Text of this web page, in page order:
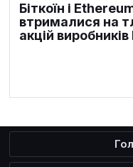
Біткоїн і
втрималися на
акцій